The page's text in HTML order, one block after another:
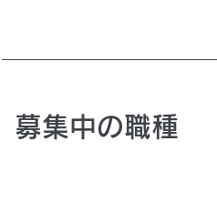
​募集中の職種